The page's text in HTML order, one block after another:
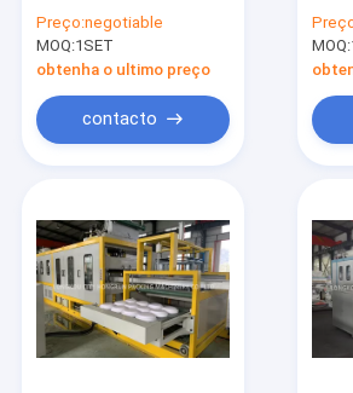
de poliestireno do
picosegundo para a
placa do alimento
Preço:negotiable
MOQ:1SET
obtenha o ultimo preço
contacto
do
MOQ: